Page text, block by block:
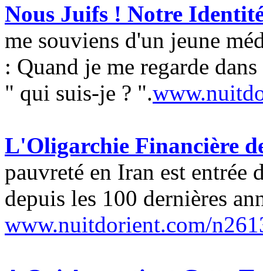
Nous Juifs ! Notre
me souviens d'un jeune
: Quand je me regarde
" qui suis-je ? ".
L'Oligarchie Financière
pauvreté en Iran est entrée
depuis les 100 dernières
www.nuitdorient.com/